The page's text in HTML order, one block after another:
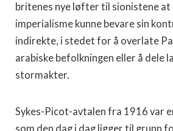
britenes nye løfter til sionistene
imperialisme kunne bevare sin
indirekte, i stedet for å overlate
arabiske befolkningen eller å dele
stormakter.
Sykes-Picot-avtalen fra 1916 var
som den dag i dag ligger til grunn